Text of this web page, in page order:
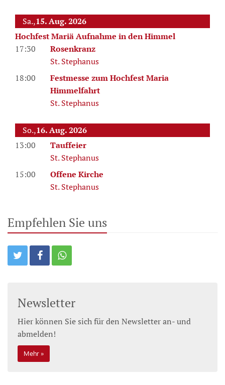
Sa.,15. Aug. 2026
Hochfest Mariä Aufnahme in den Himmel
17:30
Rosenkranz
St. Stephanus
18:00
Festmesse zum Hochfest Maria
Himmelfahrt
St. Stephanus
So.,16. Aug. 2026
13:00
Tauffeier
St. Stephanus
15:00
Offene Kirche
St. Stephanus
Empfehlen Sie uns
Newsletter
Hier können Sie sich für den Newsletter an- und
abmelden!
Mehr